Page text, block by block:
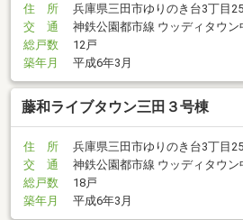
住 所
兵庫県三田市ゆりのき台3丁目
交 通
神鉄公園都市線 ウッディタウン
総戸数
12戸
築年月
平成6年3月
藤和ライブタウン三田３号棟
住 所
兵庫県三田市ゆりのき台3丁目
交 通
神鉄公園都市線 ウッディタウン
総戸数
18戸
築年月
平成6年3月